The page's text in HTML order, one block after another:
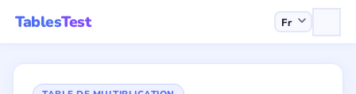
TablesTest